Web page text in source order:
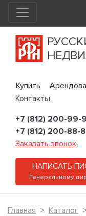
Купить
Контакты
+7 (812) 200-99-
+7 (812) 200-88-
Заказать звонок
НАПИСАТЬ
Генеральному
Главная Каталог